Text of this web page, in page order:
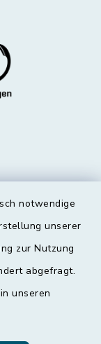
notwendige
unserer
zur Nutzung
abgefragt.
unseren